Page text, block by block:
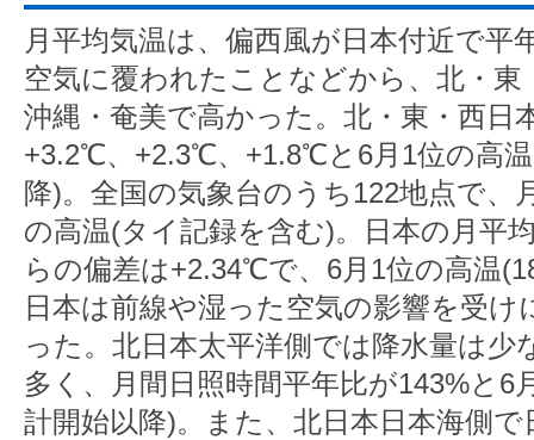
月平均気温は、偏西風が日本付近で平
空気に覆われたことなどから、北・
沖縄・奄美で高かった。北・東・西日
+3.2℃、+2.3℃、+1.8℃と6月1位の高温
降)。全国の気象台のうち122地点で、
の高温(タイ記録を含む)。日本の月平
らの偏差は+2.34℃で、6月1位の高温
日本は前線や湿った空気の影響を受
った。北日本太平洋側では降水量は少
多く、月間日照時間平年比が143%と6
計開始以降)。また、北日本日本海側